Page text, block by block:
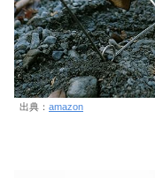
出典： amazon